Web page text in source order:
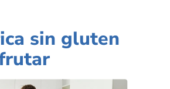
sin gluten